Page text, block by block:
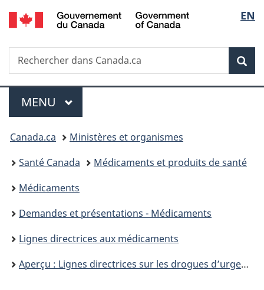
Passer
au
principal
Passer
à
Au
du
Passer
à
version
simplifiée
de
la
EN
Recherche
Rechercher
dans
Menu
MENU PRINCIPAL
Vous
êtes
ici :
Canada.ca
Ministères et organismes
Santé Canada
Médicaments et produits de santé
Médicaments
Demandes et présentations - Médicaments
Lignes directrices aux médicaments
Aperçu : Lignes directrices sur les drogues d’urgence en santé publique en vertu du Règlement sur les aliments et drogues